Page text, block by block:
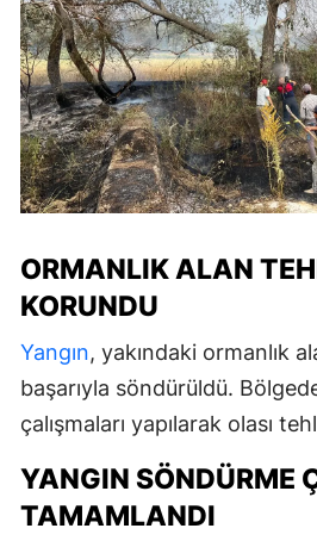
ORMANLIK ALAN
KORUNDU
Yangın, yakındaki ormanlık
başarıyla söndürüldü.
çalışmaları yapılarak olası
YANGIN SÖNDÜRME
TAMAMLANDI